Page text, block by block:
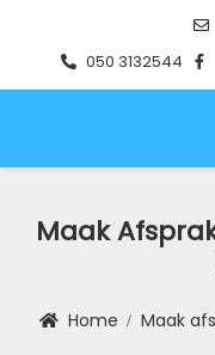
050 3132544
Maak
Home Maak